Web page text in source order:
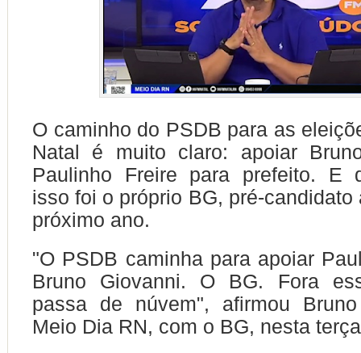
O caminho do PSDB para as
Natal é muito claro: apoiar
Paulinho Freire para prefeito. E
isso foi o próprio BG, pré-candidato
próximo ano.
"O PSDB caminha para apoiar
Bruno Giovanni. O BG. Fora
passa de núvem", afirmou
Meio Dia RN, com o BG, nesta